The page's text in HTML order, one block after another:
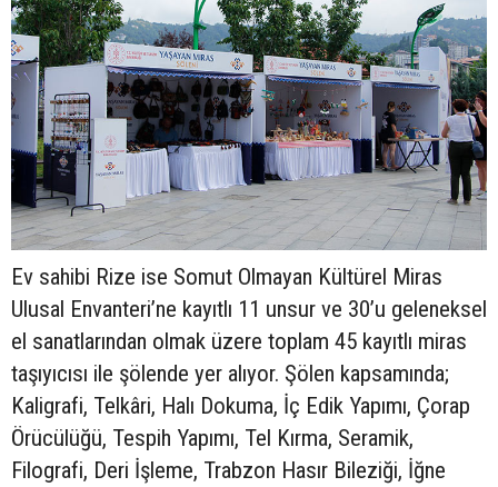
Ev sahibi Rize ise Somut Olmayan Kültürel Miras
Ulusal Envanteri’ne kayıtlı 11 unsur ve 30’u geleneksel
el sanatlarından olmak üzere toplam 45 kayıtlı miras
taşıyıcısı ile şölende yer alıyor. Şölen kapsamında;
Kaligrafi, Telkâri, Halı Dokuma, İç Edik Yapımı, Çorap
Örücülüğü, Tespih Yapımı, Tel Kırma, Seramik,
Filografi, Deri İşleme, Trabzon Hasır Bileziği, İğne